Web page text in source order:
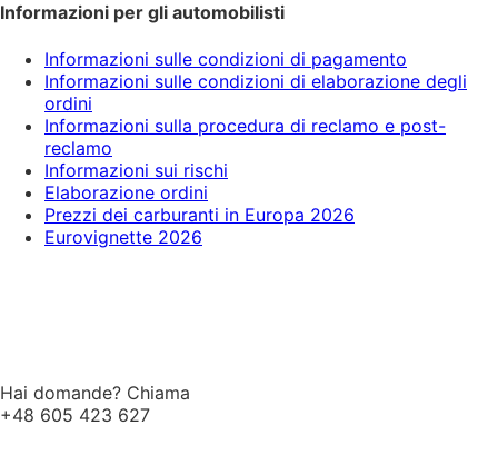
Informazioni per gli automobilisti
Informazioni sulle condizioni di pagamento
Informazioni sulle condizioni di elaborazione degli
ordini
Informazioni sulla procedura di reclamo e post-
reclamo
Informazioni sui rischi
Elaborazione ordini
Prezzi dei carburanti in Europa 2026
Eurovignette 2026
Hai domande? Chiama
+48 605 423 627